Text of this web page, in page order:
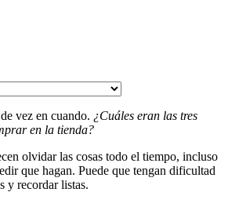
vez en cuando. ¿Cuáles eran las tres
en la tienda?
olvidar las cosas todo el tiempo, incluso
que hagan. Puede que tengan dificultad
y recordar listas.